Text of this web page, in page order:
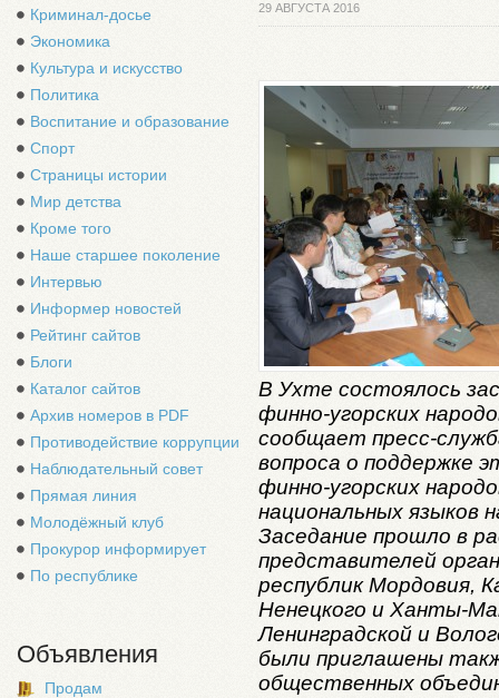
Криминал-досье
Экономика
Культура и искусство
Политика
Воспитание и образование
Спорт
Страницы истории
Мир детства
Кроме того
Наше старшее поколение
Интервью
Информер новостей
Рейтинг сайтов
Блоги
Каталог сайтов
Архив номеров в PDF
Противодействие коррупции
Наблюдательный совет
Прямая линия
Молодёжный клуб
Прокурор информирует
По республике
Объявления
Продам
29 АВГУСТА 2016
В Ухте состоялось
финно-угорских
сообщает пресс-
вопроса о поддержке
финно-угорских
национальных языков
Заседание прошло в
представителей
республик Мордовия,
Ненецкого и Ханты-
Ленинградской и
были приглашены
общественных